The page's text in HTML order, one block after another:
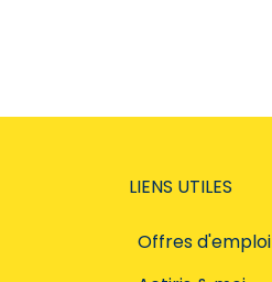
LIENS UTILES
Offres d'emploi